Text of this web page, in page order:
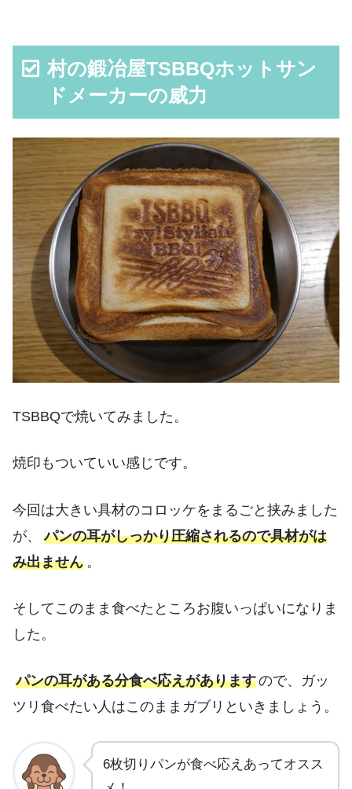
村の鍛冶屋TSBBQホットサン
ドメーカーの威力
TSBBQで焼いてみました。
焼印もついていい感じです。
今回は大きい具材のコロッケをまるごと挟みました
が、
パンの耳がしっかり圧縮されるので具材がは
み出ません 。
そしてこのまま食べたところお腹いっぱいになりま
した。
パンの耳がある分食べ応えがありますので、ガッ
ツリ食べたい人はこのままガブリといきましょう。
6枚切りパンが食べ応えあってオスス